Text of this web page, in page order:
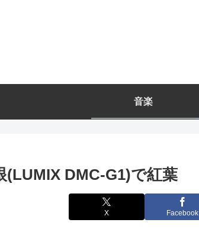
音楽
(LUMIX DMC-G1)で紅葉
X Facebook